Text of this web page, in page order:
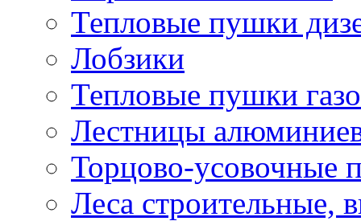
Тепловые пушки
Лобзики
Тепловые пушки
Лестницы
Торцово-усовочные
Леса строительные,